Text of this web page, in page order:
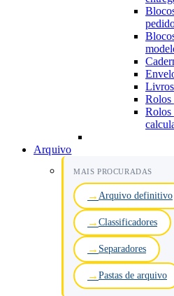
Rolos
Rolos
Arquivo
MAIS PROCURADAS
Arquivo definitivo
Classificadores
Separadores
Pastas de arquivo